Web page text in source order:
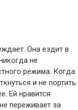
Она ездит в
не
режима. Когда
и не портить
Ей нравится
переживает за